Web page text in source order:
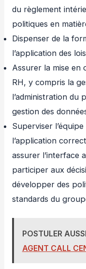
du règlement
politiques en
Dispenser de la
l’application des
Assurer la mise en
RH, y compris la
l’administration du
gestion des
Superviser
l’application
assurer l’interface
participer aux
développer des
standards du
POSTULER
AGENT CALL